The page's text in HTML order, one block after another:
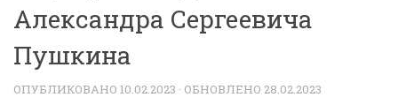
Александра Сергеевича
Пушкина
ОПУБЛИКОВАНО 10.02.2023 · ОБНОВЛЕНО 28.02.2023